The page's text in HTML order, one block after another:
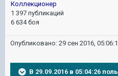
Коллекционер
1 397 публикаций
6 634 боя
Опубликовано: 29 сен 2016,
В 29.09.2016 в 05:04:26